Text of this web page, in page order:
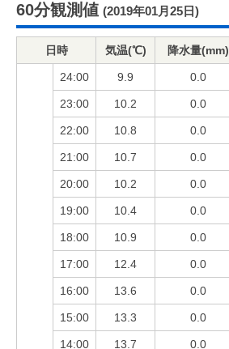
60分観測値 (2019年01月25日)
日時 気温(℃) 降水量(mm)
24:00 9.9 0.0
23:00 10.2 0.0
22:00 10.8 0.0
21:00 10.7 0.0
20:00 10.2 0.0
19:00 10.4 0.0
18:00 10.9 0.0
17:00 12.4 0.0
16:00 13.6 0.0
15:00 13.3 0.0
14:00 13.7 0.0